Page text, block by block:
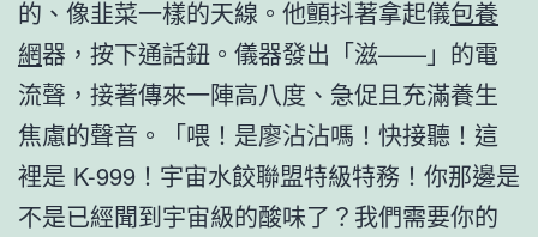
的、像韭菜一樣的天線。他顫抖著拿起儀包養
網器，按下通話鈕。儀器發出「滋——」的電
流聲，接著傳來一陣高八度、急促且充滿養生
焦慮的聲音。「喂！是廖沾沾嗎！快接聽！這
裡是 K-999！宇宙水餃聯盟特級特務！你那邊是
不是已經聞到宇宙級的酸味了？我們需要你的